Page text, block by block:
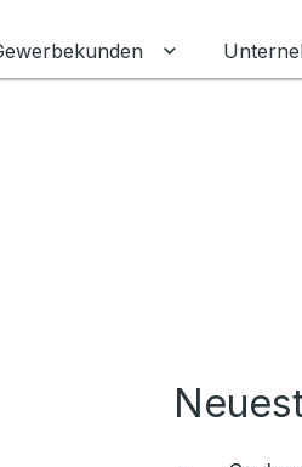
umschalten
für PrivatkundenUntermenü